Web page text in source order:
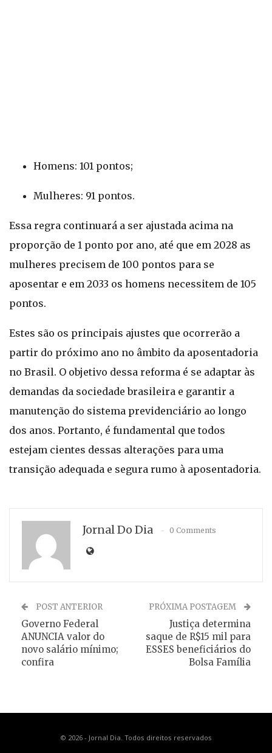
Homens: 101 pontos;
Mulheres: 91 pontos.
Essa regra continuará a ser ajustada acima na
proporção de 1 ponto por ano, até que em 2028 as
mulheres precisem de 100 pontos para se
aposentar e em 2033 os homens necessitem de 105
pontos.
Estes são os principais ajustes que ocorrerão a
partir do próximo ano no âmbito da aposentadoria
no Brasil. O objetivo dessa reforma é se adaptar às
demandas da sociedade brasileira e garantir a
manutenção do sistema previdenciário ao longo
dos anos. Portanto, é fundamental que todos
estejam cientes dessas alterações para uma
transição adequada e segura rumo à aposentadoria.
Jornal Do Dia 0 Comments
POST ANTERIOR
Governo Federal
ANUNCIA valor do
novo salário mínimo;
confira
PRÓXIMA POSTAGEM
Justiça determina
saque de R$15 mil para
ESSES beneficiários do
Bolsa Família
© 2026 - Jornal Dia. Todos direitos reservados